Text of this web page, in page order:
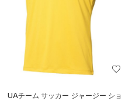
UAチーム サッカー ジャージー ショ